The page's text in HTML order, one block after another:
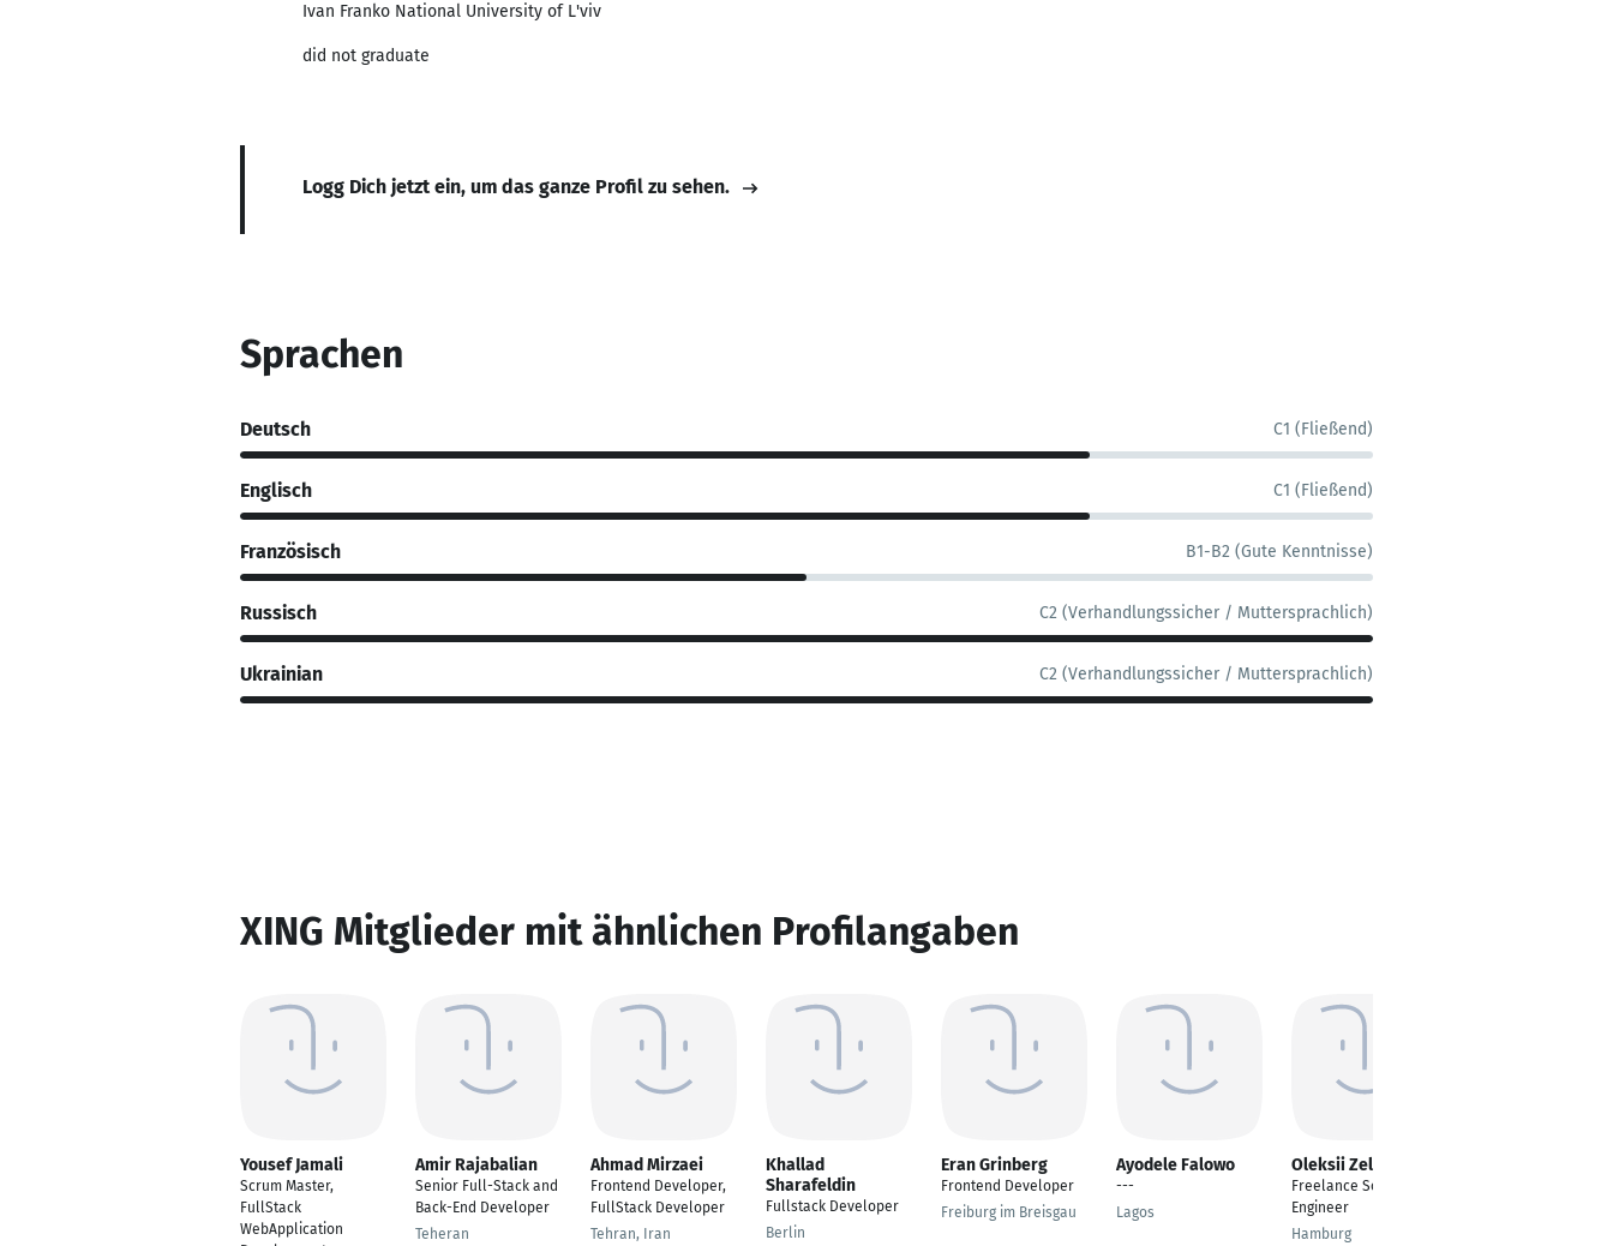
Ivan Franko National University of L'viv
did not graduate
Logg Dich jetzt ein, um das ganze Profil zu sehen.
Sprachen
Deutsch C1 (Fließend)
Englisch C1 (Fließend)
Französisch B1-B2 (Gute Kenntnisse)
Russisch C2 (Verhandlungssicher / Muttersprachlich)
Ukrainian C2 (Verhandlungssicher / Muttersprachlich)
XING Mitglieder mit ähnlichen Profilangaben
Yousef Jamali
Scrum Master,
FullStack
WebApplication
Amir Rajabalian
Senior Full-Stack and
Back-End Developer
Teheran
Ahmad Mirzaei
Frontend Developer,
FullStack Developer
Tehran, Iran
Khallad
Sharafeldin
Fullstack Developer
Berlin
Eran Grinberg
Frontend Developer
Freiburg im Breisgau
Ayodele Falowo
---
Lagos
Oleksii Zeleniuk
Freelance Software
Engineer
Hamburg